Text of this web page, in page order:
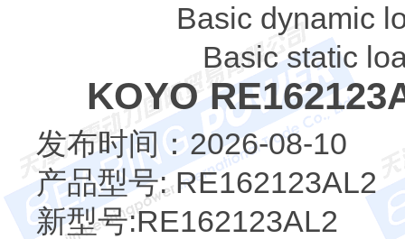
Basic dynamic
Basic static
KOYO
发布时间：2026-08-10
产品型号: RE162123AL2
新型号:RE162123AL2